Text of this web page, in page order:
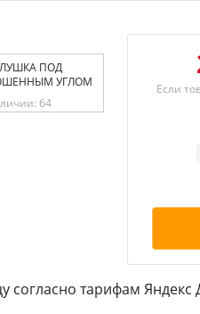
ПОД
УГЛОМ
64
Если
согласно тарифам Яндекс